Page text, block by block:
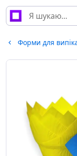
Форми для